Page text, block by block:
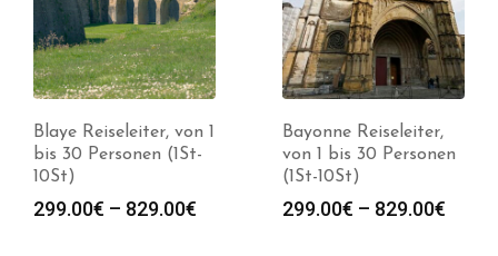
Blaye Reiseleiter, von 1
bis 30 Personen (1St-
10St)
299.00€ – 829.00€ Preisspanne:
Bayonne Reiseleiter,
von 1 bis 30 Personen
(1St-10St)
299.00€ – 829.00€